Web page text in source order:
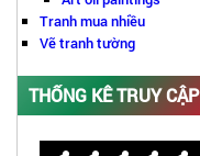
Tranh mua nhiều
Vẽ tranh tường
THỐNG KÊ TRUY CẬP